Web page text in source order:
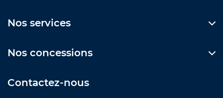
Nos services
Nos concessions
Contactez-nous